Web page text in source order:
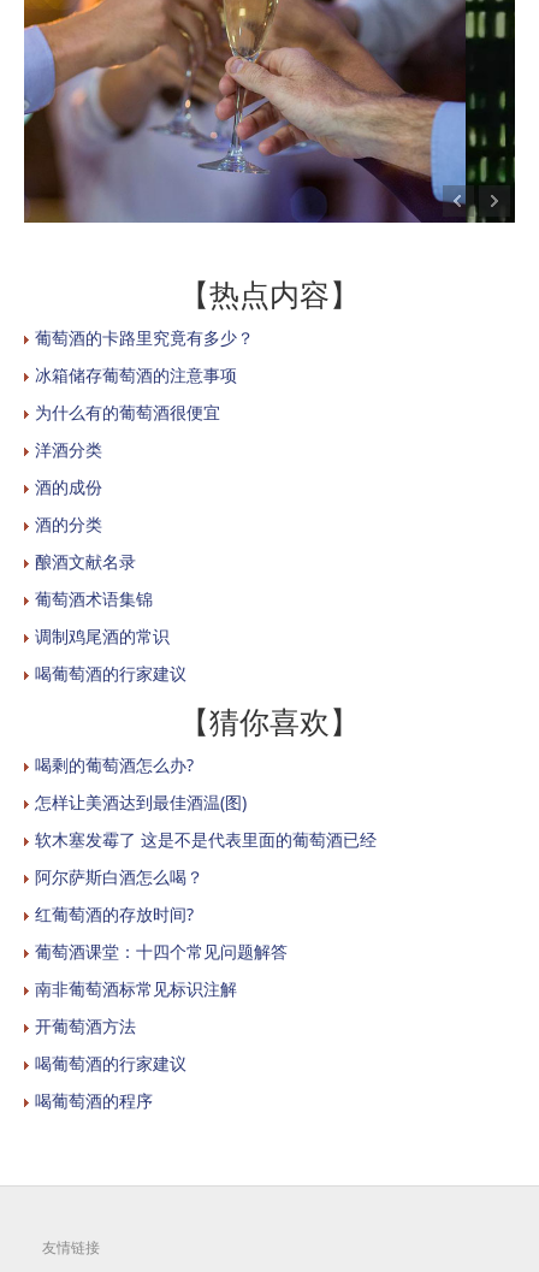
【热点内容】
葡萄酒的卡路里究竟有多少？
冰箱储存葡萄酒的注意事项
为什么有的葡萄酒很便宜
洋酒分类
酒的成份
酒的分类
酿酒文献名录
葡萄酒术语集锦
调制鸡尾酒的常识
喝葡萄酒的行家建议
【猜你喜欢】
喝剩的葡萄酒怎么办?
怎样让美酒达到最佳酒温(图)
软木塞发霉了 这是不是代表里面的葡萄酒已经
阿尔萨斯白酒怎么喝？
红葡萄酒的存放时间?
葡萄酒课堂：十四个常见问题解答
南非葡萄酒标常见标识注解
开葡萄酒方法
喝葡萄酒的行家建议
喝葡萄酒的程序
友情链接